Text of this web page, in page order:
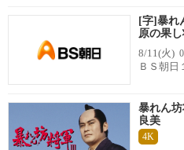
[字]暴れ
原の果し
8/11(火)
ＢＳ朝日
暴れん
良美
4K